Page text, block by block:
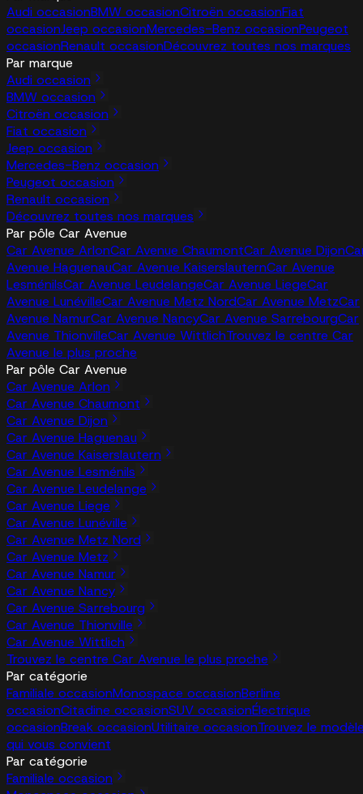
Audi occasionBMW occasionCitroën occasionFiat
occasionJeep occasionMercedes-Benz occasionPeugeot
occasionRenault occasionDécouvrez toutes nos marques
Par marque
Audi occasion
BMW occasion
Citroën occasion
Fiat occasion
Jeep occasion
Mercedes-Benz occasion
Peugeot occasion
Renault occasion
Découvrez toutes nos marques
Par pôle Car Avenue
Car Avenue ArlonCar Avenue ChaumontCar Avenue Dijon
Avenue HaguenauCar Avenue KaiserslauternCar Avenue
LesménilsCar Avenue LeudelangeCar Avenue LiegeCar
Avenue LunévilleCar Avenue Metz NordCar Avenue MetzCar
Avenue NamurCar Avenue NancyCar Avenue SarrebourgCar
Avenue ThionvilleCar Avenue WittlichTrouvez le centre Car
Avenue le plus proche
Par pôle Car Avenue
Car Avenue Arlon
Car Avenue Chaumont
Car Avenue Dijon
Car Avenue Haguenau
Car Avenue Kaiserslautern
Car Avenue Lesménils
Car Avenue Leudelange
Car Avenue Liege
Car Avenue Lunéville
Car Avenue Metz Nord
Car Avenue Metz
Car Avenue Namur
Car Avenue Nancy
Car Avenue Sarrebourg
Car Avenue Thionville
Car Avenue Wittlich
Trouvez le centre Car Avenue le plus proche
Par catégorie
Familiale occasionMonospace occasionBerline
occasionCitadine occasionSUV occasionÉlectrique
occasionBreak occasionUtilitaire occasionTrouvez le
qui vous convient
Par catégorie
Familiale occasion